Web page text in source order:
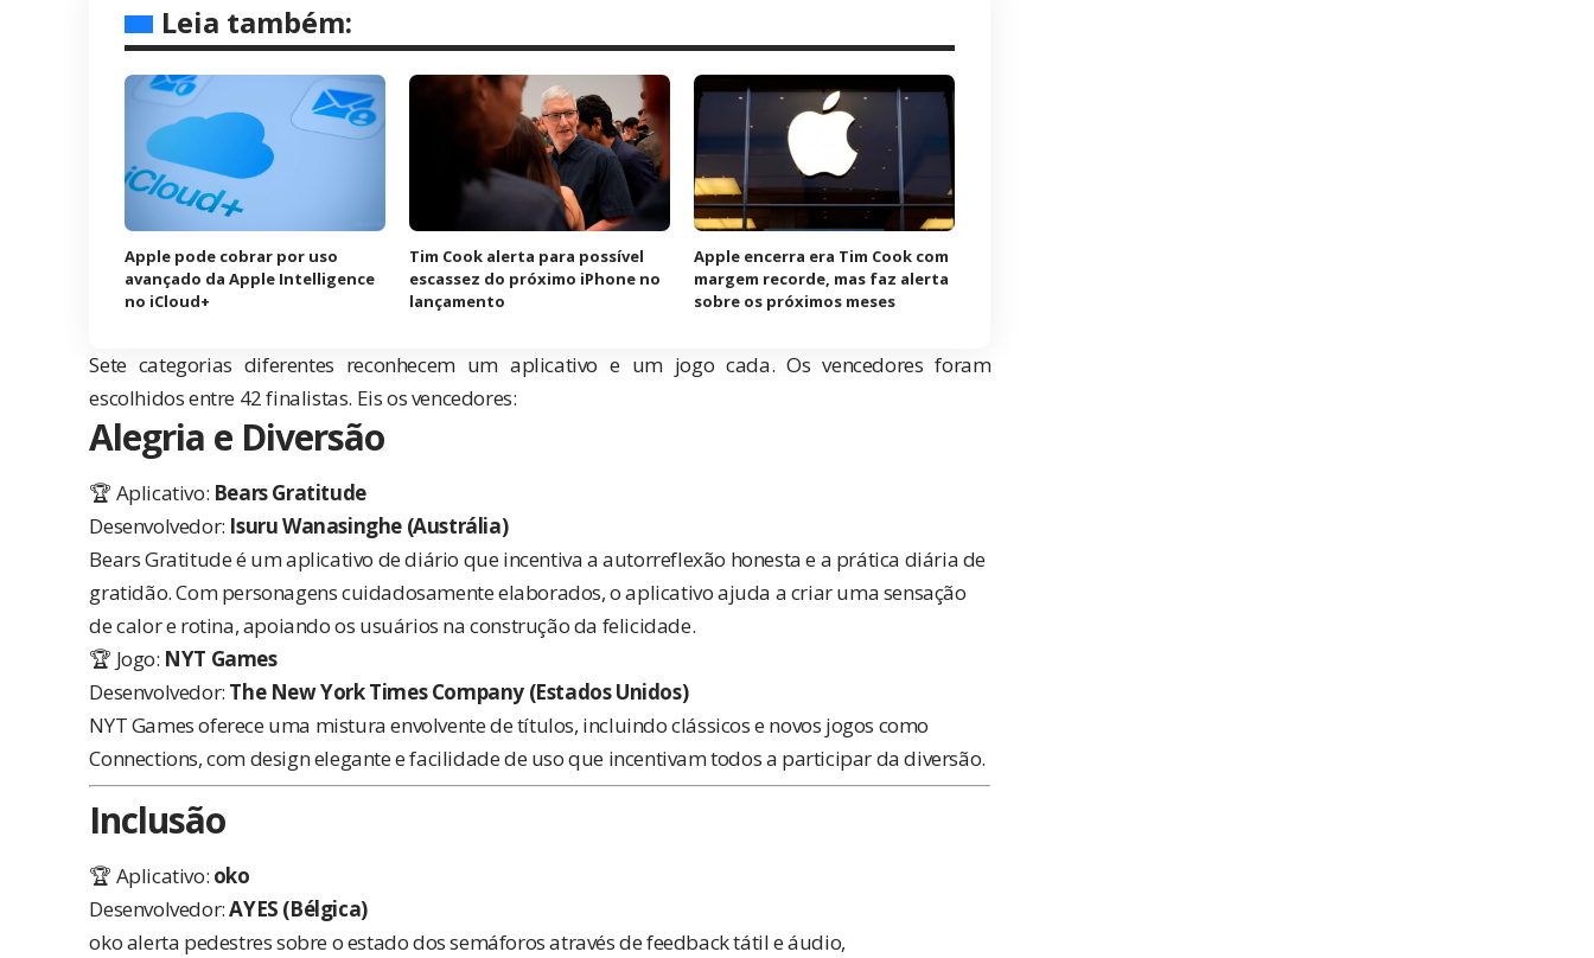
Leia também:
Apple pode cobrar por uso
avançado da Apple Intelligence
no iCloud+
Tim Cook alerta para possível
escassez do próximo iPhone no
lançamento
Apple encerra era Tim Cook com
margem recorde, mas faz alerta
sobre os próximos meses
Sete categorias diferentes reconhecem um aplicativo e um jogo cada. Os vencedores foram
escolhidos entre 42 finalistas. Eis os vencedores:
Alegria e Diversão
🏆 Aplicativo: Bears Gratitude
Desenvolvedor: Isuru Wanasinghe (Austrália)
Bears Gratitude é um aplicativo de diário que incentiva a autorreflexão honesta e a prática diária de
gratidão. Com personagens cuidadosamente elaborados, o aplicativo ajuda a criar uma sensação
de calor e rotina, apoiando os usuários na construção da felicidade.
🏆 Jogo: NYT Games
Desenvolvedor: The New York Times Company (Estados Unidos)
NYT Games oferece uma mistura envolvente de títulos, incluindo clássicos e novos jogos como
Connections, com design elegante e facilidade de uso que incentivam todos a participar da diversão.
Inclusão
🏆 Aplicativo: oko
Desenvolvedor:AYES (Bélgica)
oko alerta pedestres sobre o estado dos semáforos através de feedback tátil e áudio,